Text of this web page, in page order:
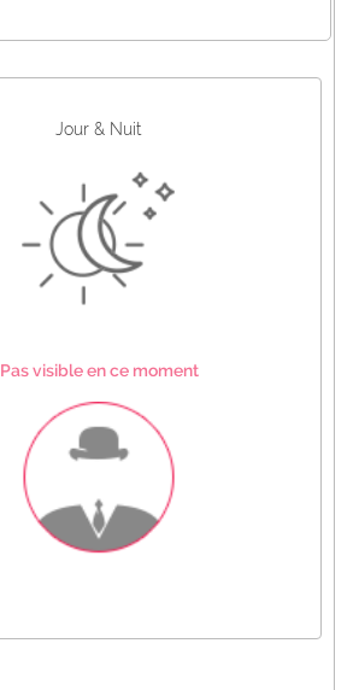
Jour & Nuit
Pas visible en ce moment